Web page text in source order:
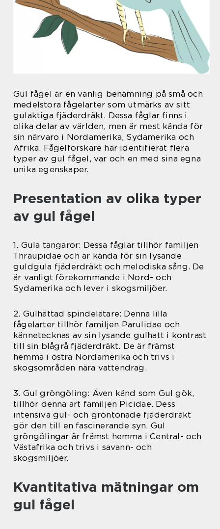
Gul fågel är en vanlig benämning på små och
medelstora fågelarter som utmärks av sitt
gulaktiga fjäderdräkt. Dessa fåglar finns i
olika delar av världen, men är mest kända för
sin närvaro i Nordamerika, Sydamerika och
Afrika. Fågelforskare har identifierat flera
typer av gul fågel, var och en med sina egna
unika egenskaper.
Presentation av olika typer
av gul fågel
1. Gula tangaror: Dessa fåglar tillhör familjen
Thraupidae och är kända för sin lysande
guldgula fjäderdräkt och melodiska sång. De
är vanligt förekommande i Nord- och
Sydamerika och lever i skogsmiljöer.
2. Gulhättad spindelätare: Denna lilla
fågelarter tillhör familjen Parulidae och
kännetecknas av sin lysande gulhatt i kontrast
till sin blågrå fjäderdräkt. De är främst
hemma i östra Nordamerika och trivs i
skogsområden nära vattendrag.
3. Gul gröngöling: Även känd som Gul gök,
tillhör denna art familjen Picidae. Dess
intensiva gul- och gröntonade fjäderdräkt
gör den till en fascinerande syn. Gul
gröngölingar är främst hemma i Central- och
Västafrika och trivs i savann- och
skogsmiljöer.
Kvantitativa mätningar om
gul fågel